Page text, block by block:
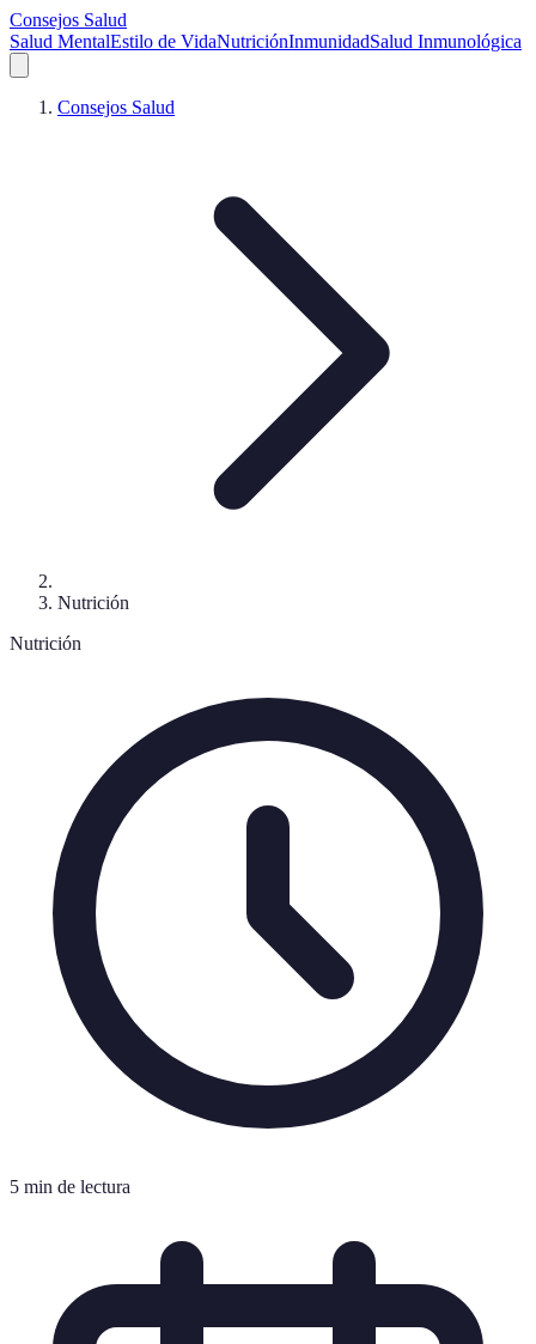
Consejos Salud
Salud MentalEstilo de VidaNutriciónInmunidadSalud Inmunológica
Consejos Salud
Nutrición
Nutrición
5 min de lectura